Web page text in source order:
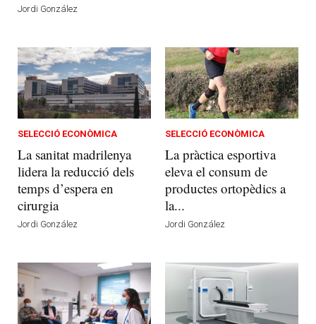
Jordi González
SELECCIÓ ECONÒMICA
La sanitat madrilenya
lidera la reducció dels
temps d’espera en
cirurgia
Jordi González
SELECCIÓ ECONÒMICA
La pràctica esportiva
eleva el consum de
productes ortopèdics a
la...
Jordi González